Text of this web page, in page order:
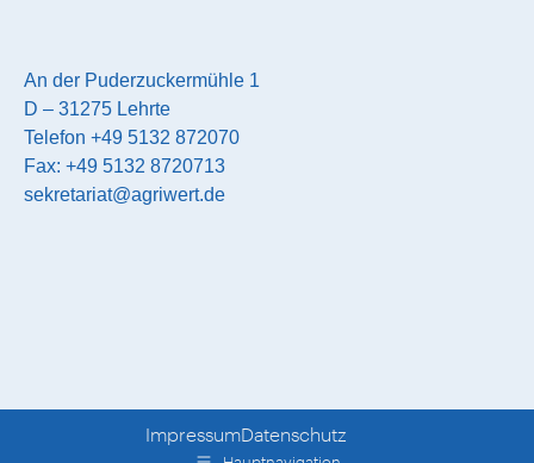
An der Puderzuckermühle 1
D – 31275 Lehrte
Telefon +49 5132 872070
Fax: +49 5132 8720713
sekretariat@agriwert.de
ImpressumDatenschutz